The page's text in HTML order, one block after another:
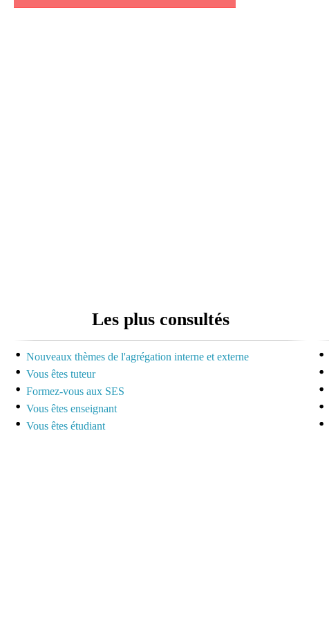
Découvrez et analysez
dédiée à la préparation
mutualiser et se motiver
Les plus consultés
Nouveaux thèmes de l'agrégation interne et externe
Vous êtes tuteur
Formez-vous aux SES
Vous êtes enseignant
Vous êtes étudiant